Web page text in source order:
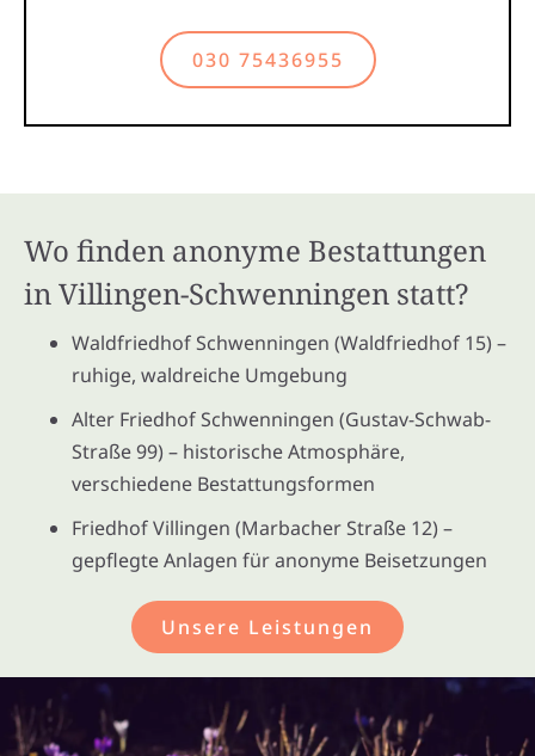
030 75436955
Wo finden anonyme Bestattungen
in Villingen-Schwenningen statt?
Waldfriedhof Schwenningen (Waldfriedhof 15) –
ruhige, waldreiche Umgebung
Alter Friedhof Schwenningen (Gustav-Schwab-
Straße 99) – historische Atmosphäre,
verschiedene Bestattungsformen
Friedhof Villingen (Marbacher Straße 12) –
gepflegte Anlagen für anonyme Beisetzungen
Unsere Leistungen